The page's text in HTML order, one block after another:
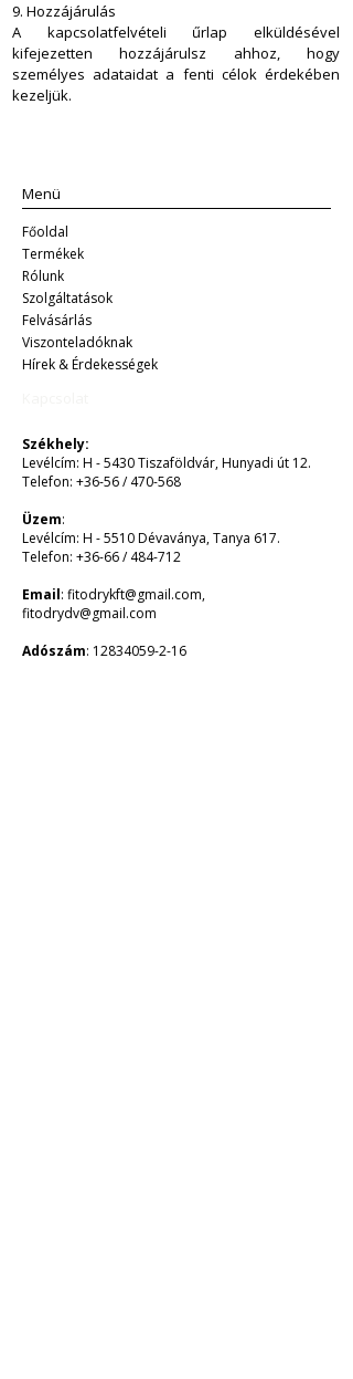
9. Hozzájárulás
A kapcsolatfelvételi űrlap elküldésével
kifejezetten hozzájárulsz ahhoz, hogy
személyes adataidat a fenti célok érdekében
kezeljük.
Menü
Főoldal
Termékek
Rólunk
Szolgáltatások
Felvásárlás
Viszonteladóknak
Hírek & Érdekességek​​
Székhely:
Levélcím: H - 5430 Tiszaföldvár, Hunyadi út 12.
Telefon: +36-56 / 470-568
Üzem:
Levélcím: H - 5510 Dévaványa, Tanya 617.
Telefon: +36-66 / 484-712
Email: fitodrykft@gmail.com,
fitodrydv@gmail.com
Adószám: 12834059-2-16